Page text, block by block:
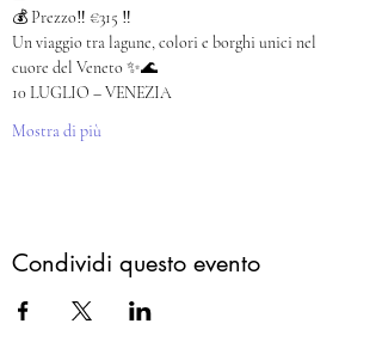
💰 Prezzo‼️ €315 ‼️
Un viaggio tra lagune, colori e borghi unici nel
cuore del Veneto ✨🌊
10 LUGLIO – VENEZIA
Mostra di più
Condividi questo evento